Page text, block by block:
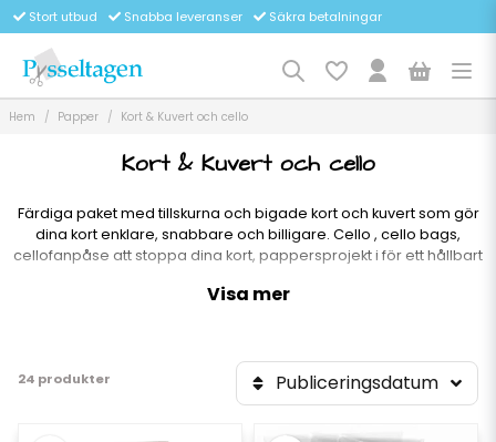
Stort utbud Snabba leveranser Säkra betalningar
Hem Papper Kort & Kuvert och cello
Kort & Kuvert och cello
Färdiga paket med tillskurna och bigade kort och kuvert som gör
dina kort enklare, snabbare och billigare. Cello , cello bags,
cellofanpåse att stoppa dina kort, pappersprojekt i för ett hållbart
Visa mer
24 produkter Publiceringsdatum